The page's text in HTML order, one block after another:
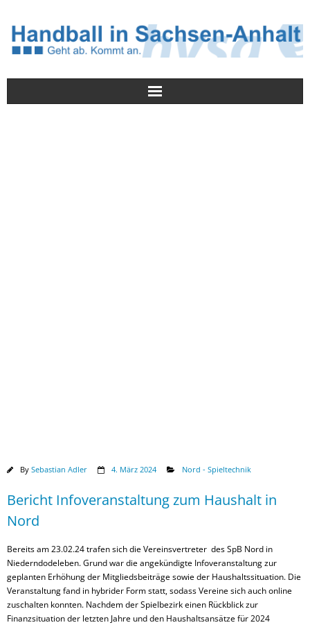
By Sebastian Adler 4. März 2024 Nord - Spieltechnik
Bericht Infoveranstaltung zum Haushalt in
Nord
Bereits am 23.02.24 trafen sich die Vereinsvertreter des SpB Nord in
Niederndodeleben. Grund war die angekündigte Infoveranstaltung zur
geplanten Erhöhung der Mitgliedsbeiträge sowie der Haushaltssituation. Die
Veranstaltung fand in hybrider Form statt, sodass Vereine sich auch online
zuschalten konnten. Nachdem der Spielbezirk einen Rückblick zur
Finanzsituation der letzten Jahre und den Haushaltsansätze für 2024